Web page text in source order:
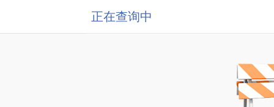
正在查询中